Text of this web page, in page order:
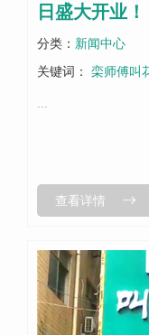
日盛大开业！
分类： 新闻中心
关键词：
栾师傅叫
查看详情